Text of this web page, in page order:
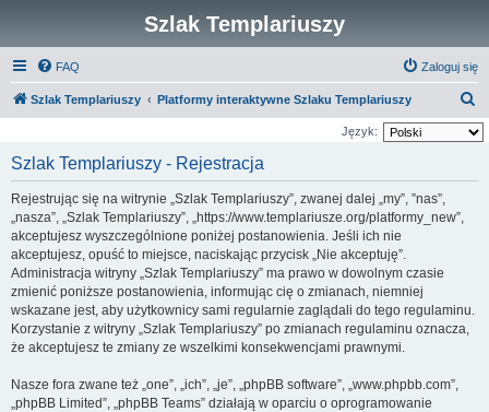
Szlak Templariuszy
FAQ Zaloguj się
Szlak Templariuszy Platformy interaktywne Szlaku Templariuszy
z
Język:
Szlak Templariuszy - Rejestracja
Rejestrując się na witrynie „Szlak Templariuszy”, zwanej dalej „my”, ”nas”,
„nasza”, „Szlak Templariuszy”, „https://www.templariusze.org/platformy_new”,
akceptujesz wyszczególnione poniżej postanowienia. Jeśli ich nie
akceptujesz, opuść to miejsce, naciskając przycisk „Nie akceptuję”.
Administracja witryny „Szlak Templariuszy” ma prawo w dowolnym czasie
zmienić poniższe postanowienia, informując cię o zmianach, niemniej
wskazane jest, aby użytkownicy sami regularnie zaglądali do tego regulaminu.
Korzystanie z witryny „Szlak Templariuszy” po zmianach regulaminu oznacza,
że akceptujesz te zmiany ze wszelkimi konsekwencjami prawnymi.
Nasze fora zwane też „one”, „ich”, „je”, „phpBB software”, „www.phpbb.com”,
„phpBB Limited”, „phpBB Teams” działają w oparciu o oprogramowanie